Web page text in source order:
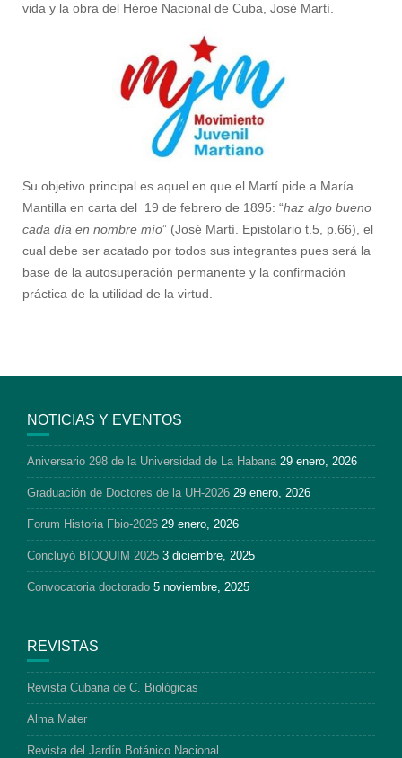
vida y la obra del Héroe Nacional de Cuba, José Martí.
Su objetivo principal es aquel en que el Martí pide a María
Mantilla en carta del 19 de febrero de 1895: “haz algo bueno
cada día en nombre mío” (José Martí. Epistolario t.5, p.66), el
cual debe ser acatado por todos sus integrantes pues será la
base de la autosuperación permanente y la confirmación
práctica de la utilidad de la virtud.
NOTICIAS Y EVENTOS
Aniversario 298 de la Universidad de La Habana 29 enero, 2026
Graduación de Doctores de la UH-2026 29 enero, 2026
Forum Historia Fbio-2026 29 enero, 2026
Concluyó BIOQUIM 2025 3 diciembre, 2025
Convocatoria doctorado 5 noviembre, 2025
REVISTAS
Revista Cubana de C. Biológicas
Alma Mater
Revista del Jardín Botánico Nacional